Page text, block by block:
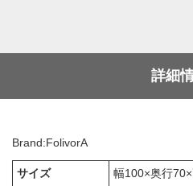
詳細
Brand:FolivorA
サイズ
幅100×奥行